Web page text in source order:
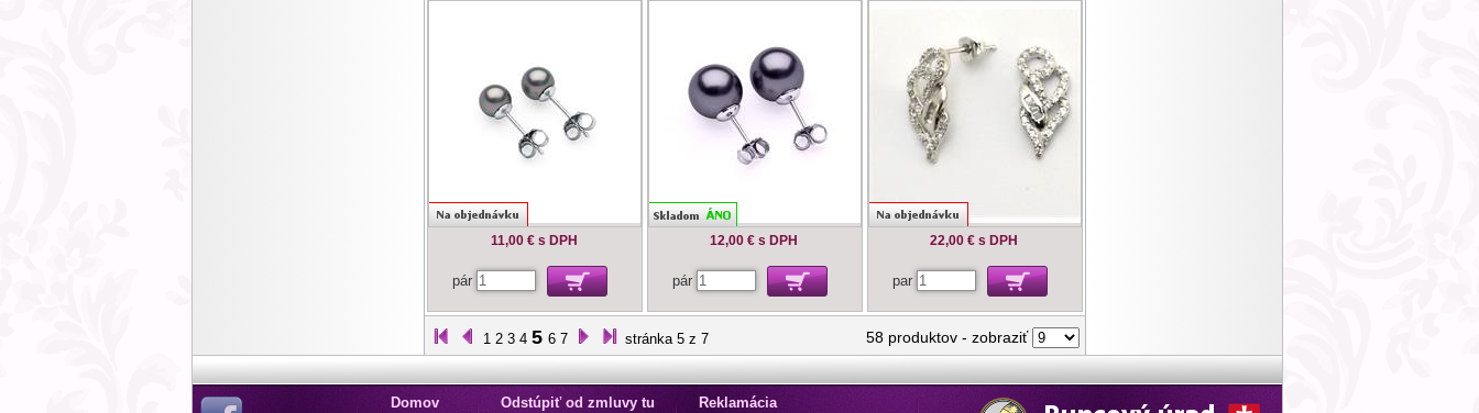
11,00 € s DPH
pár
12,00 € s DPH
pár
22,00 € s DPH
par
1 2 3 4 5 6 7 stránka 5 z 7 58 produktov - zobraziť
Domov Odstúpiť od zmluvy tu Reklamácia